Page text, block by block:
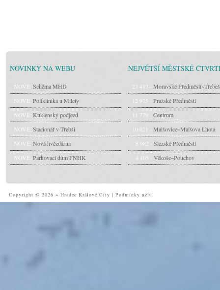
NOVINKY NA WEBU
NOVÉ: Schéma MHD
NOVÉ: Poliklinika u Milety
NOVÉ: Kuklenský podjezd
NOVÉ: Stacionář v Třebši
NOVÉ: Nová hvězdárna
NOVÉ: Parkovací dům FNHK
NEJVĚTŠÍ MĚSTSKÉ
23 413 - Moravské Předměstí~Třebeš
12 975 - Pražské Předměstí
11 779 - Centrum
10 021 - Malšovice~Malšova Lhota
8 982 - Slezské Předměstí
4 105 - Věkoše~Pouchov
Copyright © 2026 ~ Hradec Králové City | Podmínky užití